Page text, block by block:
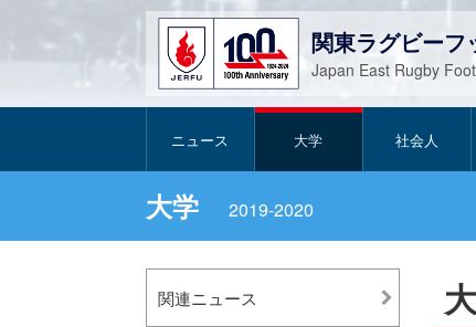
関東ラグビーフ
Japan East Rugby
ニュース 大学 社会人
大学 2019-2020
関連ニュース